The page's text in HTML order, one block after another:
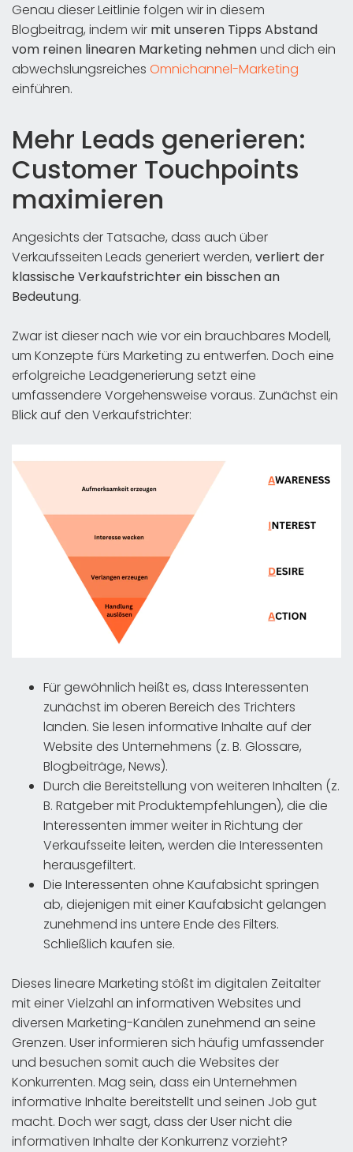
Genau dieser Leitlinie folgen wir in diesem
Blogbeitrag, indem wir mit unseren Tipps Abstand
vom reinen linearen Marketing nehmenund dich ein
abwechslungsreiches Omnichannel-Marketing
einführen.
Mehr Leads generieren:
Customer Touchpoints
maximieren
Angesichts der Tatsache, dass auch über
Verkaufsseiten Leads generiert werden, verliert der
klassische Verkaufstrichter ein bisschen an
Bedeutung.
Zwar ist dieser nach wie vor ein brauchbares Modell,
um Konzepte fürs Marketing zu entwerfen. Doch eine
erfolgreiche Leadgenerierung setzt eine
umfassendere Vorgehensweise voraus. Zunächst ein
Blick auf den Verkaufstrichter:
Für gewöhnlich heißt es, dass Interessenten
zunächst im oberen Bereich des Trichters
landen. Sie lesen informative Inhalte auf der
Website des Unternehmens (z. B. Glossare,
Blogbeiträge, News).
Durch die Bereitstellung von weiteren Inhalten (z.
B. Ratgeber mit Produktempfehlungen), die die
Interessenten immer weiter in Richtung der
Verkaufsseite leiten, werden die Interessenten
herausgefiltert.
Die Interessenten ohne Kaufabsicht springen
ab, diejenigen mit einer Kaufabsicht gelangen
zunehmend ins untere Ende des Filters.
Schließlich kaufen sie.
Dieses lineare Marketing stößt im digitalen Zeitalter
mit einer Vielzahl an informativen Websites und
diversen Marketing-Kanälen zunehmend an seine
Grenzen. User informieren sich häufig umfassender
und besuchen somit auch die Websites der
Konkurrenten. Mag sein, dass ein Unternehmen
informative Inhalte bereitstellt und seinen Job gut
macht. Doch wer sagt, dass der User nicht die
informativen Inhalte der Konkurrenz vorzieht?